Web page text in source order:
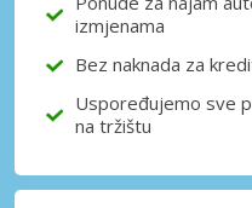
izmjenama
Bez naknada za
Uspoređujemo sve
na tržištu